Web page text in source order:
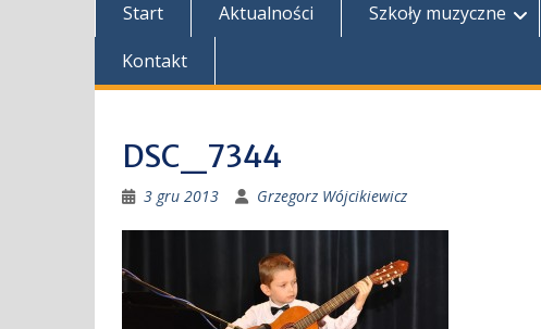
Start Aktualności Szkoły muzyczne
Kontakt
DSC_7344
3 gru 2013 Grzegorz Wójcikiewicz